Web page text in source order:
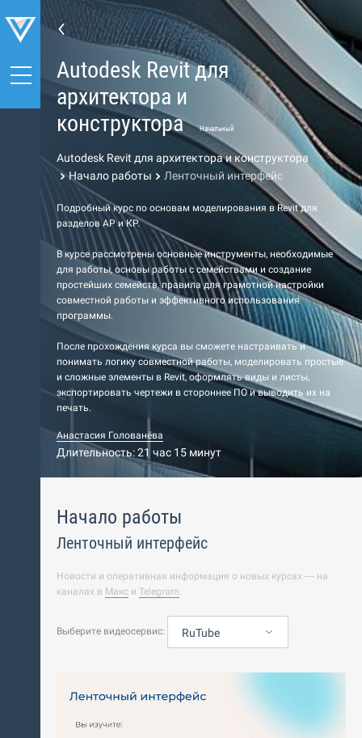
Autodesk Revit для
архитектора и
конструктора
Начальный
Autodesk Revit для архитектора и конструктора
Начало работы
Ленточный интерфейс
Подробный курс по основам моделирования в Revit для
разделов АР и КР.
В курсе рассмотрены основные инструменты, необходимые
для работы, основы работы с семействами и создание
простейших семейств, правила для грамотной настройки
совместной работы и эффективного использования
программы.
После прохождения курса вы сможете настраивать и
понимать логику совместной работы, моделировать простые
и сложные элементы в Revit, оформлять виды и листы,
экспортировать чертежи в стороннее ПО и выводить их на
печать.
Анастасия Голованёва
Длительность: 21 час 15 минут
Начало работы
Ленточный интерфейс
Новости и оперативная информация о новых курсах — на
каналах в Макс и Telegram.
Выберите видеосервис: RuTube